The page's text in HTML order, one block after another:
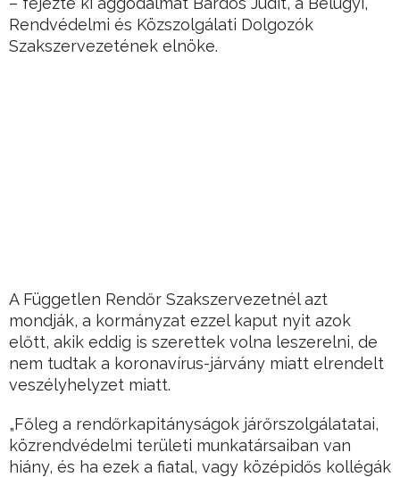
Rendvédelmi és Közszolgálati Dolgozók
Szakszervezetének elnöke.
A Független Rendőr Szakszervezetnél azt
mondják, a kormányzat ezzel kaput nyit azok
előtt, akik eddig is szerettek volna leszerelni, de
nem tudtak a koronavírus-járvány miatt elrendelt
veszélyhelyzet miatt.
„Főleg a rendőrkapitányságok járőrszolgálatatai,
közrendvédelmi területi munkatársaiban van
hiány, és ha ezek a fiatal, vagy középidős kollégák